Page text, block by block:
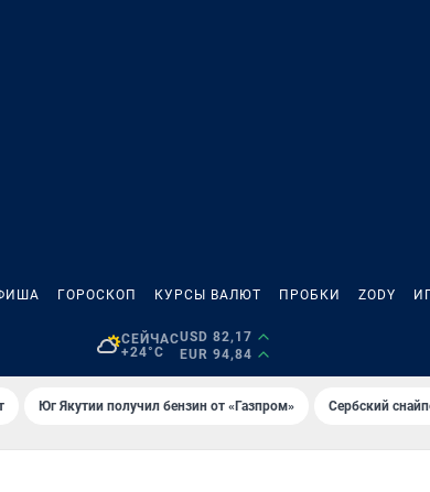
ГОРОСКОП КУРСЫ ВАЛЮТ ПРОБКИ ZODY
СЕЙЧАС
+24°C
USD 82,17
EUR 94,84
Юг Якутии получил бензин от «Газпром» Сербский